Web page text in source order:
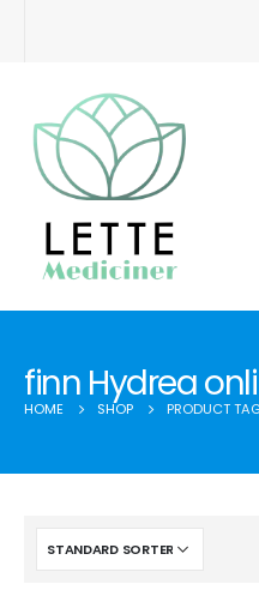
finn Hydrea
HOME SHOP PRODUCT